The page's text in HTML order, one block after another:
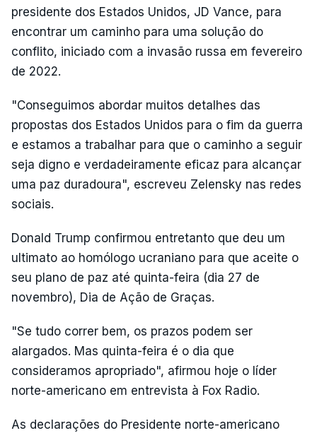
presidente dos Estados Unidos, JD Vance, para
encontrar um caminho para uma solução do
conflito, iniciado com a invasão russa em fevereiro
de 2022.
"Conseguimos abordar muitos detalhes das
propostas dos Estados Unidos para o fim da guerra
e estamos a trabalhar para que o caminho a seguir
seja digno e verdadeiramente eficaz para alcançar
uma paz duradoura", escreveu Zelensky nas redes
sociais.
Donald Trump confirmou entretanto que deu um
ultimato ao homólogo ucraniano para que aceite o
seu plano de paz até quinta-feira (dia 27 de
novembro), Dia de Ação de Graças.
"Se tudo correr bem, os prazos podem ser
alargados. Mas quinta-feira é o dia que
consideramos apropriado", afirmou hoje o líder
norte-americano em entrevista à Fox Radio.
As declarações do Presidente norte-americano